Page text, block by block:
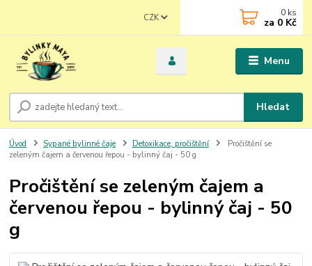
Menu
CZK
Hledat
0 ks
za 0 Kč
Úvod Sypané bylinné čaje Detoxikace, pročištění
Pročištění se
zeleným čajem a červenou řepou - bylinný čaj - 50 g
Pročištění se zeleným čajem a
červenou řepou - bylinný čaj - 50
g